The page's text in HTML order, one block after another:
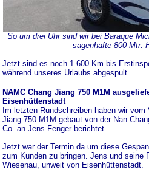
So um drei Uhr sind wir bei Baraque
sagenhafte 800 Mtr.
Jetzt sind es noch 1.600 Km bis
während unseres Urlaubs abgespult.
NAMC Chang Jiang 750 M1M
Eisenhüttenstadt
Im letzten Rundschreiben haben wir vom
Jiang 750 M1M gebaut von der Nan
Co. an Jens Fenger berichtet.
Jetzt war der Termin da um diese
zum Kunden zu bringen. Jens und seine
Wiesenau, unweit von Eisenhüttenstadt.